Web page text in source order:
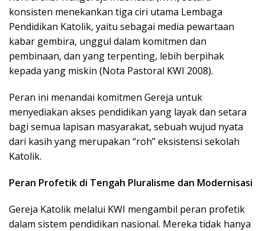
konsisten menekankan tiga ciri utama Lembaga
Pendidikan Katolik, yaitu sebagai media pewartaan
kabar gembira, unggul dalam komitmen dan
pembinaan, dan yang terpenting, lebih berpihak
kepada yang miskin (Nota Pastoral KWI 2008).
Peran ini menandai komitmen Gereja untuk
menyediakan akses pendidikan yang layak dan setara
bagi semua lapisan masyarakat, sebuah wujud nyata
dari kasih yang merupakan “roh” eksistensi sekolah
Katolik.
Peran Profetik di Tengah Pluralisme dan Modernisasi
Gereja Katolik melalui KWI mengambil peran profetik
dalam sistem pendidikan nasional. Mereka tidak hanya